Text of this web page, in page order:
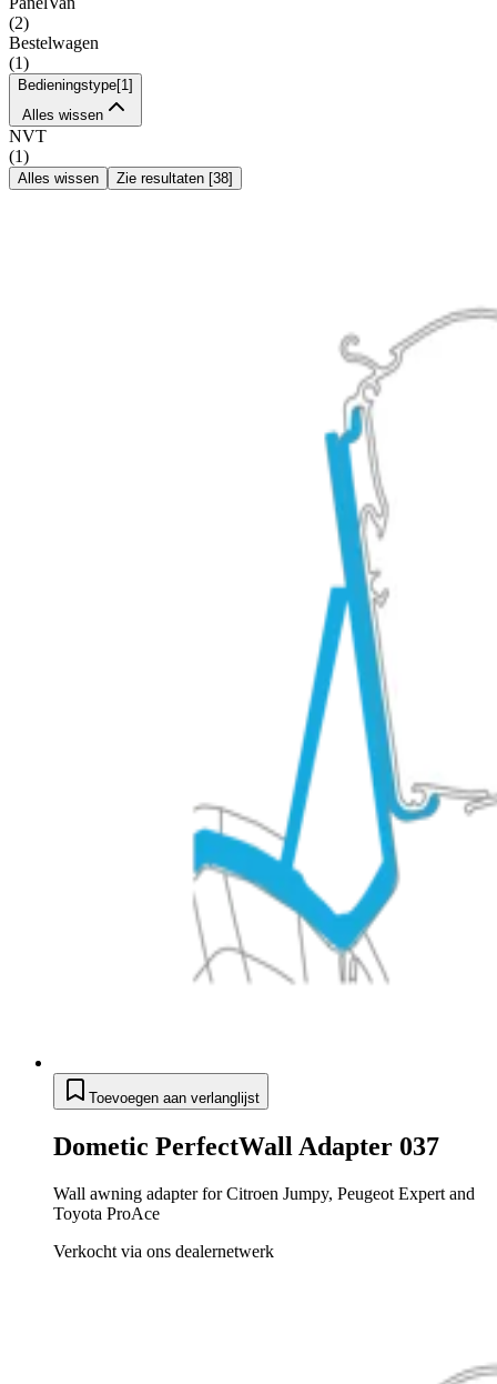
(2)
Bestelwagen
(1)
Bedieningstype[1 ]
Alles wissen
NVT
(1)
Alles wissen Zie resultaten [38]
Toevoegen aan verlanglijst
Dometic PerfectWall Adapter 037
Wall awning adapter for Citroen Jumpy, Peugeot Expert and
Toyota ProAce
Verkocht via ons dealernetwerk